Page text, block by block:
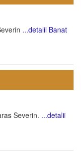
...detalii Banat
Severin. ...detalii